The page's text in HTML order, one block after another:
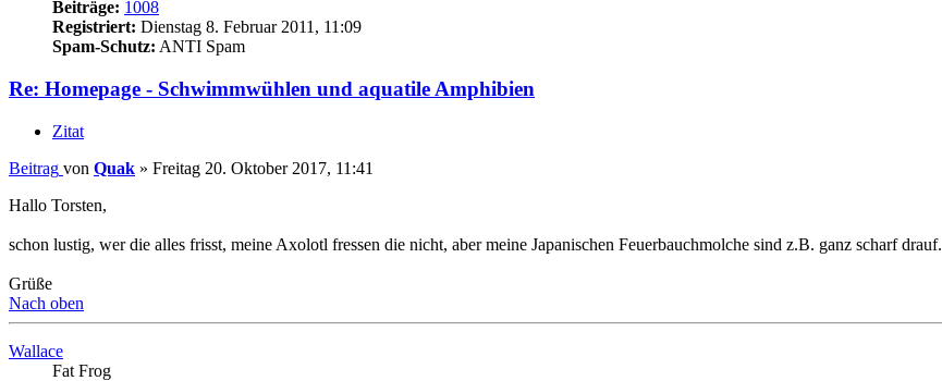
Beiträge: 1008
Registriert: Dienstag 8. Februar 2011, 11:09
Spam-Schutz: ANTI Spam
Re: Homepage - Schwimmwühlen und aquatile Amphibien
Zitat
Beitrag von Quak » Freitag 20. Oktober 2017, 11:41
Hallo Torsten,
schon lustig, wer die alles frisst, meine Axolotl fressen die nicht, aber meine Japanischen Feuerbauchmolche sind z.B. ganz scharf drauf.
Grüße
Nach oben
Wallace
Fat Frog